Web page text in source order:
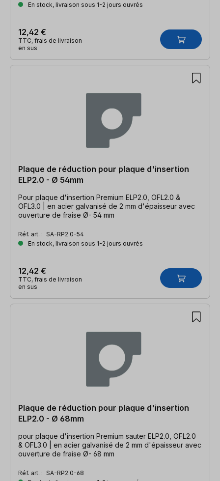
En stock, livraison sous 1-2 jours ouvrés
12,42 €
TTC, frais de livraison
en sus
Plaque de réduction pour plaque d'insertion
ELP2.0 - Ø 54mm
Pour plaque d'insertion Premium ELP2.0, OFL2.0 &
OFL3.0 | en acier galvanisé de 2 mm d'épaisseur avec
ouverture de fraise Ø- 54 mm
Réf. art. : SA-RP2.0-54
En stock, livraison sous 1-2 jours ouvrés
12,42 €
TTC, frais de livraison
en sus
Plaque de réduction pour plaque d'insertion
ELP2.0 - Ø 68mm
pour plaque d'insertion Premium sauter ELP2.0, OFL2.0
& OFL3.0 | en acier galvanisé de 2 mm d'épaisseur avec
ouverture de fraise Ø- 68 mm
Réf. art. : SA-RP2.0-68